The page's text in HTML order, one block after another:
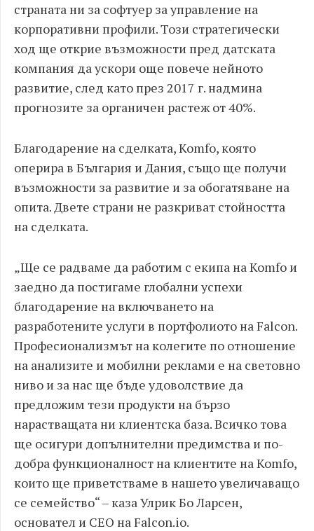
страната ни за софтуер за управление на
корпоративни профили. Този стратегически
ход ще открие възможности пред датската
компания да ускори още повече нейното
развитие, след като през 2017 г. надмина
прогнозите за органичен растеж от 40%.
Благодарение на сделката, Komfo, която
оперира в България и Дания, също ще получи
възможности за развитие и за обогатяване на
опита. Двете страни не разкриват стойността
на сделката.
„Ще се радваме да работим с екипа на Komfo и
заедно да постигаме глобални успехи
благодарение на включването на
разработените услуги в портфолиото на Falcon.
Професионализмът на колегите по отношение
на анализите и мобилни реклами е на световно
ниво и за нас ще бъде удоволствие да
предложим тези продукти на бързо
нарастващата ни клиентска база. Всичко това
ще осигури допълнителни предимства и по-
добра функционалност на клиентите на Komfo,
които ще приветстваме в нашето увеличаващо
се семейство“ – каза Улрик Бо Ларсен,
основател и СЕО на Falcon.io.